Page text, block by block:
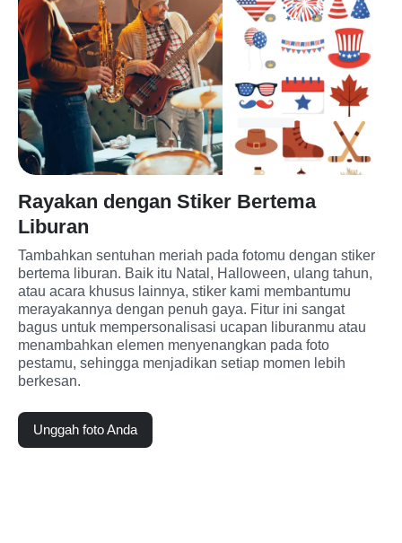
Rayakan dengan Stiker Bertema
Liburan
Tambahkan sentuhan meriah pada fotomu dengan stiker
bertema liburan. Baik itu Natal, Halloween, ulang tahun,
atau acara khusus lainnya, stiker kami membantumu
merayakannya dengan penuh gaya. Fitur ini sangat
bagus untuk mempersonalisasi ucapan liburanmu atau
menambahkan elemen menyenangkan pada foto
pestamu, sehingga menjadikan setiap momen lebih
berkesan.
Unggah foto Anda